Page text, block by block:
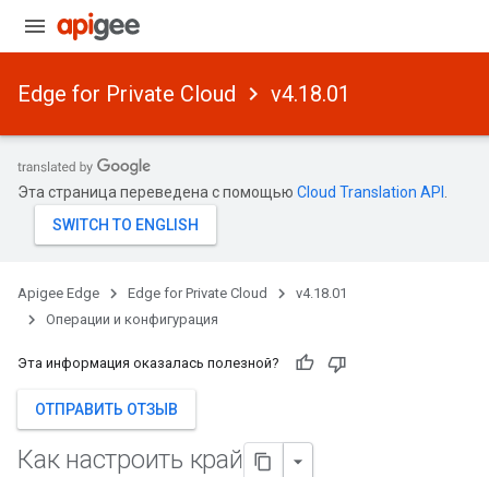
Edge for Private Cloud v4.18.01
Эта страница переведена с помощью Cloud Translation API
Apigee Edge Edge for Private Cloud
v4.18.01
Операции и конфигурация
Эта информация оказалась полезной?
ОТПРАВИТЬ ОТЗЫВ
Как настроить край